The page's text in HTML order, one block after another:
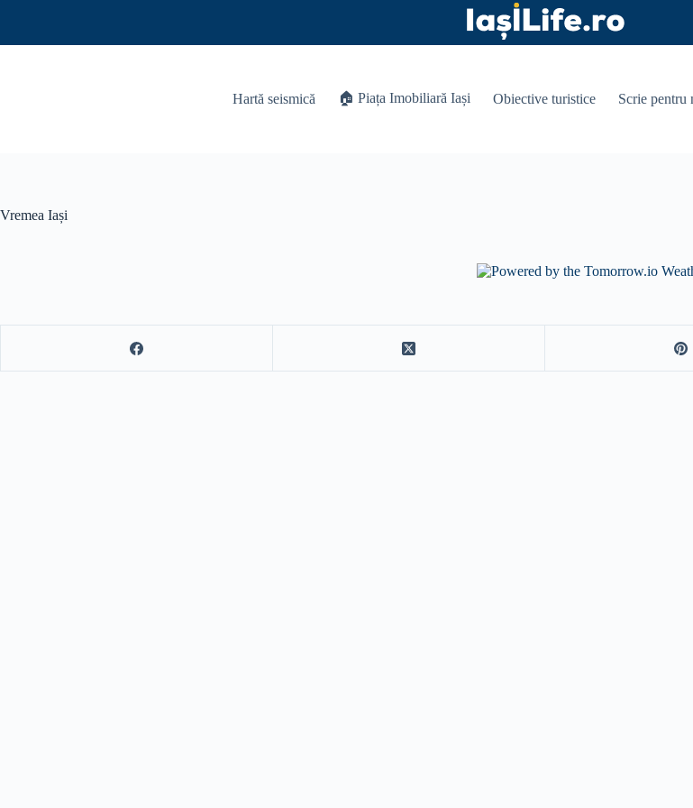
Hartă seismică 🏠 Piața Imobiliară Iași Obiective turistice Scrie pentru
Vremea Iași